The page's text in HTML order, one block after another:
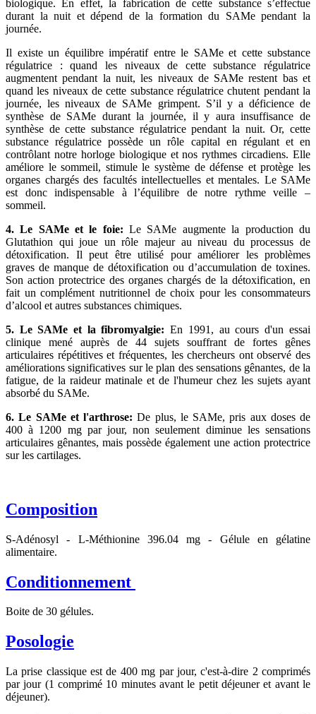
biologique. En effet, la fabrication de cette substance s’effectue
durant la nuit et dépend de la formation du SAMe pendant la
journée.
Il existe un équilibre impératif entre le SAMe et cette substance
régulatrice : quand les niveaux de cette substance régulatrice
augmentent pendant la nuit, les niveaux de SAMe restent bas et
quand les niveaux de cette substance régulatrice chutent pendant la
journée, les niveaux de SAMe grimpent. S’il y a déficience de
synthèse de SAMe durant la journée, il y aura insuffisance de
synthèse de cette substance régulatrice pendant la nuit. Or, cette
substance régulatrice possède un rôle capital en régulant et en
contrôlant notre horloge biologique et nos rythmes circadiens. Elle
améliore le sommeil, stimule le système de défense et protège les
organes chargés des facultés intellectuelles et mentales. Le SAMe
est donc indispensable à l’équilibre de notre rythme veille –
sommeil.
4. Le SAMe et le foie: Le SAMe augmente la production du
Glutathion qui joue un rôle majeur au niveau du processus de
détoxification. Il peut être utilisé pour améliorer les problèmes
graves de manque de détoxification ou d’accumulation de toxines.
Son action protectrice des organes chargés de la détoxification, en
fait un complément nutritionnel de choix pour les consommateurs
d’alcool et autres substances chimiques.
5. Le SAMe et la fibromyalgie: En 1991, au cours d'un essai
clinique mené auprès de 44 sujets souffrant de fortes gênes
articulaires répétitives et fréquentes, les chercheurs ont observé des
améliorations significatives sur le plan des sensations gênantes, de la
fatigue, de la raideur matinale et de l'humeur chez les sujets ayant
absorbé du SAMe.
6. Le SAMe et l'arthrose: De plus, le SAMe, pris aux doses de
400 à 1200 mg par jour, non seulement diminue les sensations
articulaires gênantes, mais possède également une action protectrice
sur les cartilages.
Composition
S-Adénosyl - L-Méthionine 396.04 mg - Gélule en gélatine
alimentaire.
Conditionnement
Boite de 30 gélules.
Posologie
La prise classique est de 400 mg par jour, c'est-à-dire 2 comprimés
par jour (1 comprimé 10 minutes avant le petit déjeuner et avant le
déjeuner).